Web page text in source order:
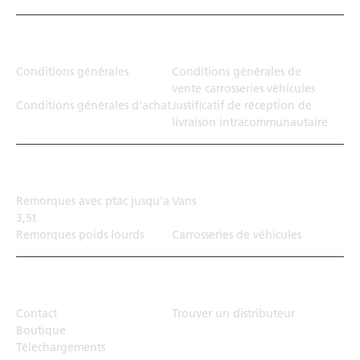
Conditions générales
Conditions générales de
vente carrosseries véhicules
Conditions générales d'achatJustificatif de réception de
livraison intracommunautaire
Remorques avec ptac jusqu'a
3,5t
Vans
Remorques poids lourds Carrosseries de véhicules
Contact
Trouver un distributeur
Boutique
Téléchargements